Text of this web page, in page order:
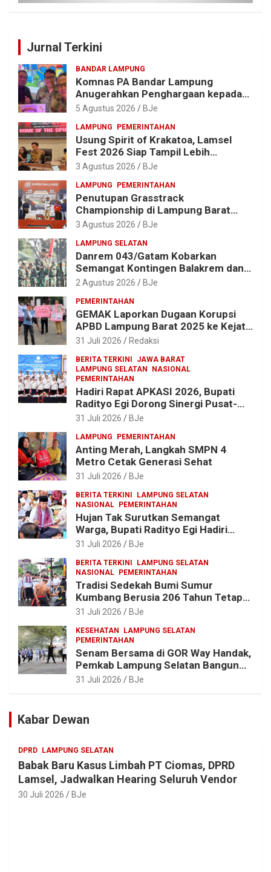
Jurnal Terkini
BANDAR LAMPUNG
Komnas PA Bandar Lampung
Anugerahkan Penghargaan kepada
Kombes Pol. Alfret Jacob Tilukay
5 Agustus 2026 BJe
LAMPUNG PEMERINTAHAN
Usung Spirit of Krakatoa, Lamsel
Fest 2026 Siap Tampil Lebih
Spektakuler dengan Empat Event
3 Agustus 2026 BJe
LAMPUNG PEMERINTAHAN
Penutupan Grasstrack
Championship di Lampung Barat
Meriah, Dihadiri Ribuan Penonton; Ini
3 Agustus 2026 BJe
LAMPUNG SELATAN
Danrem 043/Gatam Kobarkan
Semangat Kontingen Balakrem dan
Yonif 143/TWEJ di Pembukaan
XXI/Radin Inten
2 Agustus 2026 BJe
PEMERINTAHAN
GEMAK Laporkan Dugaan Korupsi
APBD Lampung Barat 2025 ke Kejati
Lampung, Soroti Proyek Jalan
31 Juli 2026 Redaksi
BERITA TERKINI
JAWA BARAT
LAMPUNG SELATAN
NASIONAL
PEMERINTAHAN
Hadiri Rapat APKASI 2026, Bupati
Radityo Egi Dorong Sinergi Pusat-
Daerah untuk Percepat
31 Juli 2026 BJe
LAMPUNG PEMERINTAHAN
Anting Merah, Langkah SMPN 4
Metro Cetak Generasi Sehat
31 Juli 2026 BJe
BERITA TERKINI
LAMPUNG SELATAN
NASIONAL
PEMERINTAHAN
Hujan Tak Surutkan Semangat
Warga, Bupati Radityo Egi Hadiri
Tradisi Sedekah Bumi 206 Tahun di
31 Juli 2026 BJe
BERITA TERKINI
LAMPUNG SELATAN
NASIONAL
PEMERINTAHAN
Tradisi Sedekah Bumi Sumur
Kumbang Berusia 206 Tahun Tetap
Lestari, Bupati Egi Ajak Generasi
31 Juli 2026 BJe
KESEHATAN
LAMPUNG SELATAN
PEMERINTAHAN
Senam Bersama di GOR Way Handak,
Pemkab Lampung Selatan Bangun
ASN Sehat, Solid dan Siap Berikan
31 Juli 2026 BJe
Kabar Dewan
DPRD LAMPUNG SELATAN
Babak Baru Kasus Limbah PT Ciomas, DPRD
Lamsel, Jadwalkan Hearing Seluruh Vendor
30 Juli 2026 BJe